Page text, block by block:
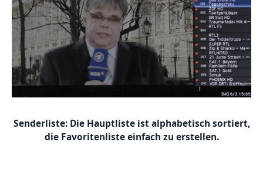
Senderliste: Die Hauptliste ist alphabetisch sortiert,
die Favoritenliste einfach zu erstellen.